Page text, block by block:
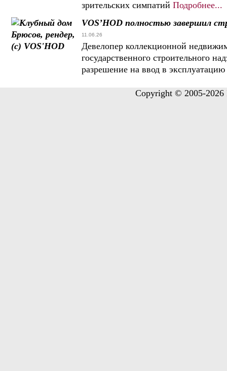
зрительских симпатий Подробнее...
VOS’HOD полностью завершил
11.06.26
Девелопер коллекционной
государственного строительного
разрешение на ввод в
Copyright © 2005-2026